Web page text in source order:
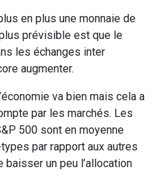
en plus une monnaie de
prévisible est que le
les échanges inter
augmenter.
va bien mais cela a
par les marchés. Les
500 sont en moyenne
par rapport aux autres
baisser un peu l’allocation